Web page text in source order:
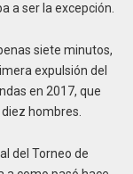
a ser la excepción.
siete minutos,
expulsión del
en 2017, que
hombres.
del Torneo de